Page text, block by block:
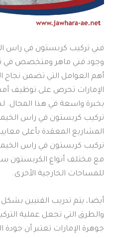
فني تركيب كربستون في راس
وجود فني ماهر ومتخصص في
أهم العوامل التي تضمن
الإمارات تحرص على توظيف
بخبرة واسعة في هذا
تركيب كربستون في راس الخيمة
المشاريع المعقدة بأعلى
تركيب كربستون في راس
مع مختلف أنواع الكربستون
للمساحات الخارجية الأخرى.
أيضا، يتم تدريب الفنيين
والطرق التي تجعل عملية
جوهرة الإمارات تعتبر أن جودة